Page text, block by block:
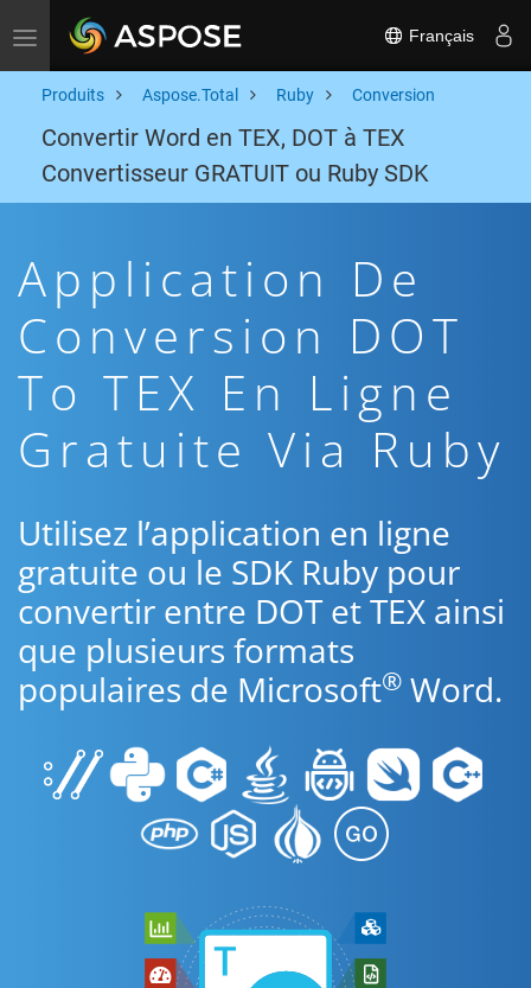
Toggle navigation Français
Produits Aspose.Total Ruby Conversion
Convertir Word en TEX, DOT à TEX
Convertisseur GRATUIT ou Ruby SDK
Application De
Conversion DOT
To TEX En Ligne
Gratuite Via Ruby
Utilisez l’application en ligne
gratuite ou le SDK Ruby pour
convertir entre DOT et TEX ainsi
que plusieurs formats
populaires de Microsoft® Word.